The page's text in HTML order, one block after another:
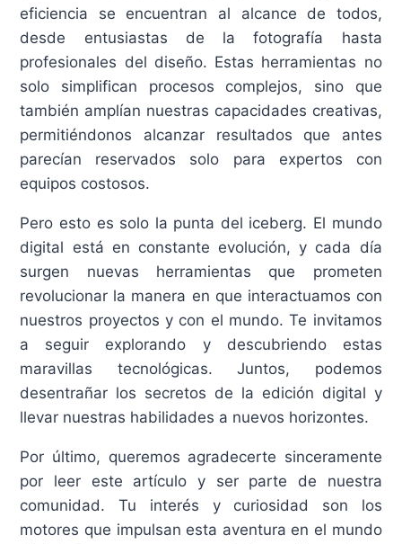
eficiencia se encuentran al alcance de todos,
desde entusiastas de la fotografía hasta
profesionales del diseño. Estas herramientas no
solo simplifican procesos complejos, sino que
también amplían nuestras capacidades creativas,
permitiéndonos alcanzar resultados que antes
parecían reservados solo para expertos con
equipos costosos.
Pero esto es solo la punta del iceberg. El mundo
digital está en constante evolución, y cada día
surgen nuevas herramientas que prometen
revolucionar la manera en que interactuamos con
nuestros proyectos y con el mundo. Te invitamos
a seguir explorando y descubriendo estas
maravillas tecnológicas. Juntos, podemos
desentrañar los secretos de la edición digital y
llevar nuestras habilidades a nuevos horizontes.
Por último, queremos agradecerte sinceramente
por leer este artículo y ser parte de nuestra
comunidad. Tu interés y curiosidad son los
motores que impulsan esta aventura en el mundo